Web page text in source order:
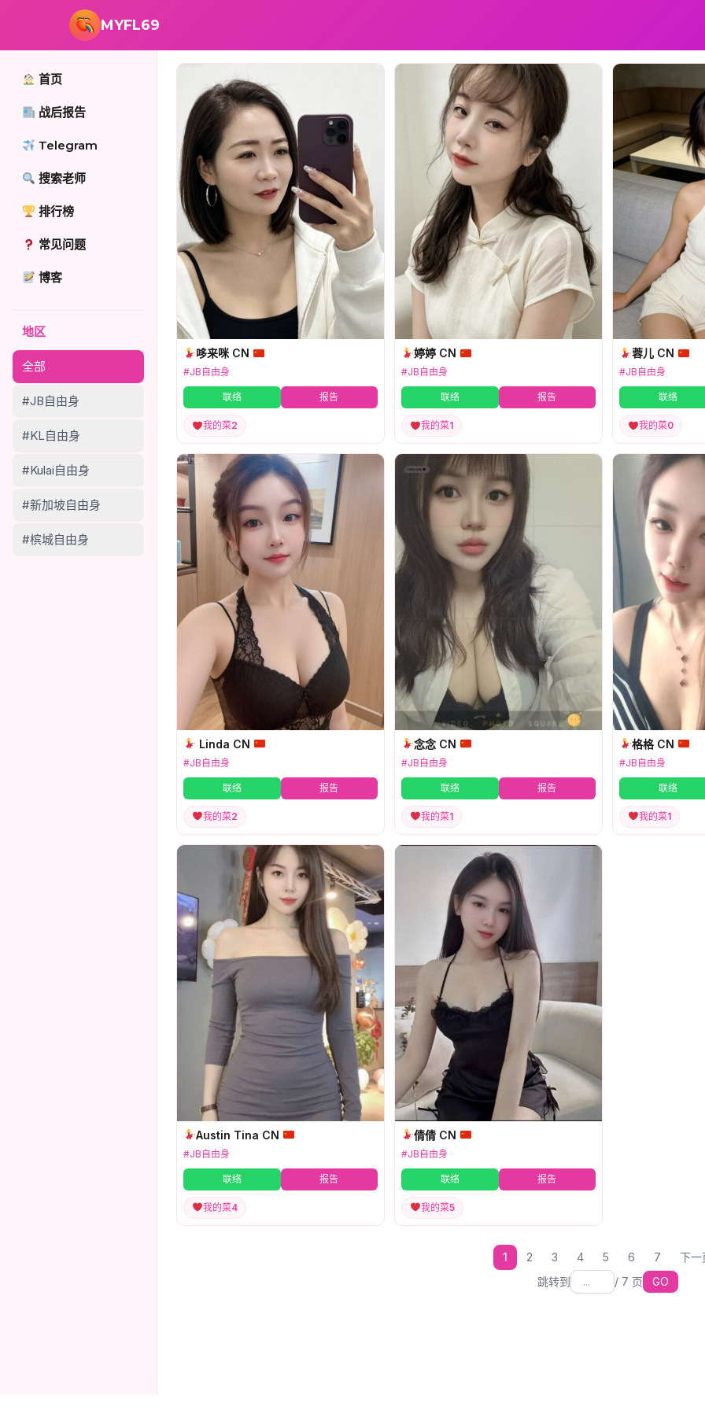
跳转到主要内容
MYFL69
首页
战后报告
Telegram
搜索老师
排行榜
常见问题
博客
地区
全部
#JB自由身
#KL自由身
#Kulai自由身
#新加坡自由身
#槟城自由身
哆来咪 CN
#JB自由身
联络 报告
我的菜2
婷婷 CN
#JB自由身
联络 报告
我的菜1
蓉儿 CN
#JB自由身
联络
我的菜0
Linda CN
#JB自由身
联络 报告
我的菜2
念念 CN
#JB自由身
联络 报告
我的菜1
格格 CN
#JB自由身
联络
我的菜1
Austin Tina CN
#JB自由身
联络 报告
我的菜4
倩倩 CN
#JB自由身
联络 报告
我的菜5
1 2 3 4 5 6 7
下一
跳转到
/ 7 页 GO